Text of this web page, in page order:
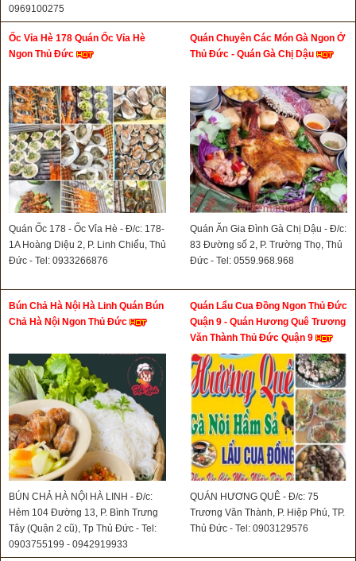
0969100275
Ốc Vỉa Hè 178 Quán Ốc Vỉa Hè
Ngon Thủ Đức
Quán Ốc 178 - Ốc Vỉa Hè - Đ/c: 178-
1A Hoàng Diệu 2, P. Linh Chiểu, Thủ
Đức - Tel: 0933266876
Quán Chuyên Các Món Gà Ngon Ở
Thủ Đức - Quán Gà Chị Dậu
Quán Ăn Gia Đình Gà Chị Dậu - Đ/c:
83 Đường số 2, P. Trường Thọ, Thủ
Đức - Tel: 0559.968.968
Bún Chả Hà Nội Hà Linh Quán Bún
Chả Hà Nội Ngon Thủ Đức
BÚN CHẢ HÀ NỘI HÀ LINH - Đ/c:
Hẻm 104 Đường 13, P. Bình Trưng
Tây (Quận 2 cũ), Tp Thủ Đức - Tel:
0903755199 - 0942919933
Quán Lẩu Cua Đồng Ngon Thủ Đức
Quận 9 - Quán Hương Quê Trương
Văn Thành Thủ Đức Quận 9
QUÁN HƯƠNG QUÊ - Đ/c: 75
Trương Văn Thành, P. Hiệp Phú, TP.
Thủ Đức - Tel: 0903129576